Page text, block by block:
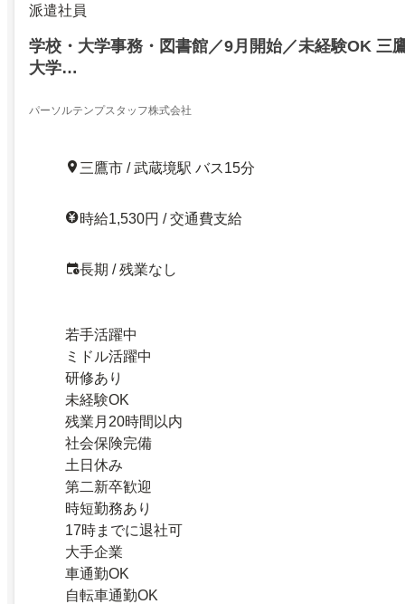
派遣社員
学校・大学事務・図書館／9月開始／未経験OK 三
大学…
パーソルテンプスタッフ株式会社
三鷹市 / 武蔵境駅 バス15分
時給1,530円 / 交通費支給
長期 / 残業なし
若手活躍中
ミドル活躍中
研修あり
未経験OK
残業月20時間以内
社会保険完備
土日休み
第二新卒歓迎
時短勤務あり
17時までに退社可
大手企業
車通勤OK
自転車通勤OK